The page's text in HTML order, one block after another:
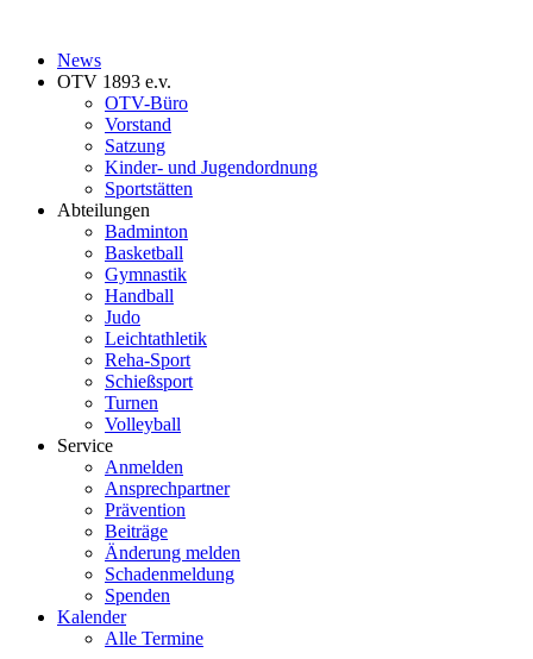
News
OTV 1893 e.v.
OTV-Büro
Vorstand
Satzung
Kinder- und Jugendordnung
Sportstätten
Abteilungen
Badminton
Basketball
Gymnastik
Handball
Judo
Leichtathletik
Reha-Sport
Schießsport
Turnen
Volleyball
Service
Anmelden
Ansprechpartner
Prävention
Beiträge
Änderung melden
Schadenmeldung
Spenden
Kalender
Alle Termine